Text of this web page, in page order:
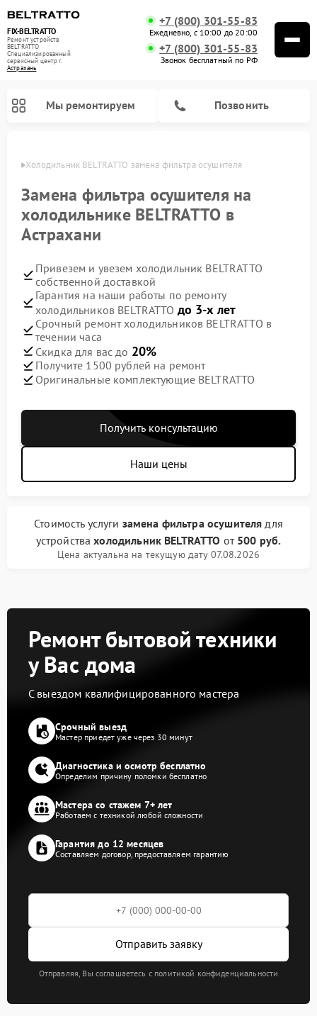
FIX-BELTRATTO
Ремонт устройств
BELTRATTO
Специализированный
cервисный центр г.
Астрахань
+7 (800) 301-55-83
Ежедневно, с 10:00 до 20:00
+7 (800) 301-55-83
Звонок бесплатный по РФ
Мы ремонтируем Позвонить
Холодильник BELTRATTO замена фильтра осушителя
Замена фильтра осушителя на
холодильнике BELTRATTO в
Астрахани
Привезем и увезем холодильник BELTRATTO
собственной доставкой
Гарантия на наши работы по ремонту
холодильников BELTRATTO до 3-х лет
Срочный ремонт холодильников BELTRATTO в
течении часа
Скидка для вас до 20%
Получите 1500 рублей на ремонт
Оригинальные комплектующие BELTRATTO
Получить консультацию
Наши цены
Стоимость услуги замена фильтра осушителя для
устройствахолодильник BELTRATTO от 500 руб.
Цена актуальна на текущую дату 07.08.2026
Ремонт бытовой техники
у Вас дома
С выездом квалифицированного мастера
Срочный выезд
Мастер приедет уже через 30 минут
Диагностика и осмотр бесплатно
Определим причину поломки бесплатно
Мастера со стажем 7+ лет
Работаем с техникой любой сложности
Гарантия до 12 месяцев
Составляем договор, предоставляем гарантию
Отправить заявку
Отправляя, Вы соглашаетесь с политикой конфиденциальности